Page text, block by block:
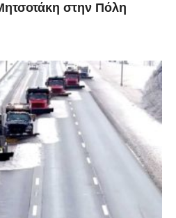
στην Πόλη